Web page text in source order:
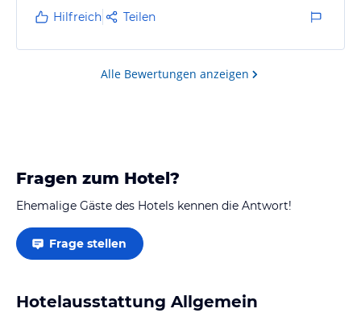
sehr gute Essen sowie das ausgesprochen
freundliche Personal. Der direkte unterirdische
Zugang zum modernen Wellnessbereich im
Nachbarhotel war perfekt. Wir waren sehr zufrieden
Hilfreich Teilen
Alle Bewertungen anzeigen
Fragen zum Hotel?
Ehemalige Gäste des Hotels kennen die Antwort!
Frage stellen
Hotelausstattung Allgemein